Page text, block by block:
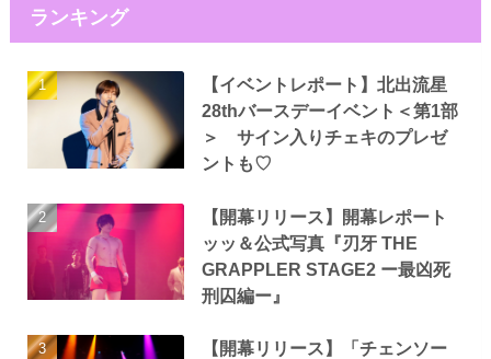
ランキング
【イベントレポート】北出流星
28thバースデーイベント＜第1部
＞ サイン入りチェキのプレゼ
ントも♡
【開幕リリース】開幕レポート
ッッ＆公式写真『刃牙 THE
GRAPPLER STAGE2 ー最凶死
刑囚編ー』
【開幕リリース】「チェンソー